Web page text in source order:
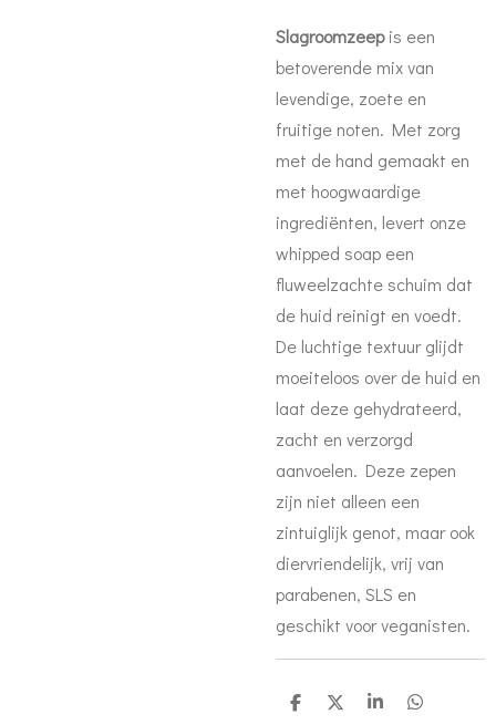
Slagroomzeepis een
betoverende mix van
levendige, zoete en
fruitige noten. Met zorg
met de hand gemaakt en
met hoogwaardige
ingrediënten, levert onze
whipped soap een
fluweelzachte schuim dat
de huid reinigt en voedt.
De luchtige textuur glijdt
moeiteloos over de huid en
laat deze gehydrateerd,
zacht en verzorgd
aanvoelen. Deze zepen
zijn niet alleen een
zintuiglijk genot, maar ook
diervriendelijk, vrij van
parabenen, SLS en
geschikt voor veganisten.
D
D
S
D